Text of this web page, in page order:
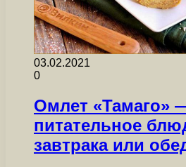
03.02.2021
0
Омлет «Тамаго»
питательное
завтрака или